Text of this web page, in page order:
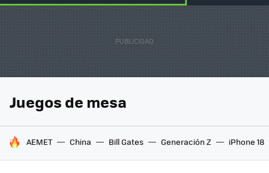
Juegos de mesa
HOY SE HABLA DE
AEMET China Bill Gates Generación Z iPhone 18